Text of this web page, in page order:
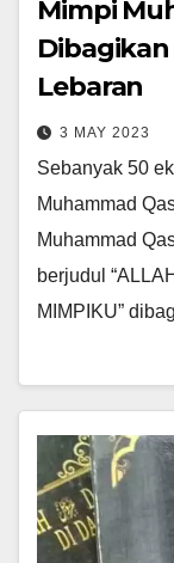
Mimpi
Lebaran
3 MAY 2023
Sebanyak 50
Muhammad
Muhammad
berjudul “ALLAH ﷻ DAN MUHAMMAD ﷺ DI DALAM
MIMPIKU”